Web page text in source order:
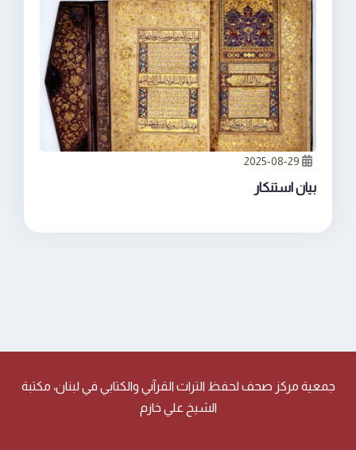
بيان استنكار
جمعية مركز صحف لحفظ التراث القرآني والكتابي في لبنان، مكتبة
الشيخ علي خازم